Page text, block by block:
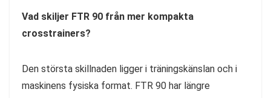
Vad skiljer FTR 90 från mer kompakta
crosstrainers?
Den största skillnaden ligger i träningskänslan och i
maskinens fysiska format. FTR 90 har längre